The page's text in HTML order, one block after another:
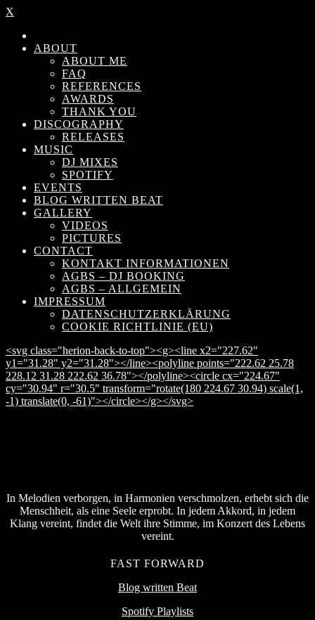
X
ABOUT
ABOUT ME
FAQ
REFERENCES
AWARDS
THANK YOU
DISCOGRAPHY
RELEASES
MUSIC
DJ MIXES
SPOTIFY
EVENTS
BLOG WRITTEN BEAT
GALLERY
VIDEOS
PICTURES
CONTACT
KONTAKT INFORMATIONEN
AGBS – DJ BOOKING
AGBS – ALLGEMEIN
IMPRESSUM
DATENSCHUTZERKLÄRUNG
COOKIE RICHTLINIE (EU)
<svg class="herion-back-to-top"><g><line x2="227.62"
y1="31.28" y2="31.28"></line><polyline points="222.62 25.78
228.12 31.28 222.62 36.78"></polyline><circle cx="224.67"
cy="30.94" r="30.5" transform="rotate(180 224.67 30.94) scale(1,
-1) translate(0, -61)"></circle></g></svg>
In Melodien verborgen, in Harmonien verschmolzen, erhebt sich die
Menschheit, als eine Seele erprobt. In jedem Akkord, in jedem
Klang vereint, findet die Welt ihre Stimme, im Konzert des Lebens
vereint.
FAST FORWARD
Blog written Beat
Spotify Playlists